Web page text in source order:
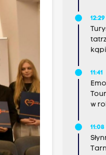
12:29
11:41
w
11:08